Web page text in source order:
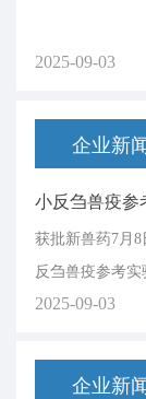
2025-09-03
企业新
获批新兽药7月
反刍兽疫参考
物科技有限公司
2025-09-03
企业新